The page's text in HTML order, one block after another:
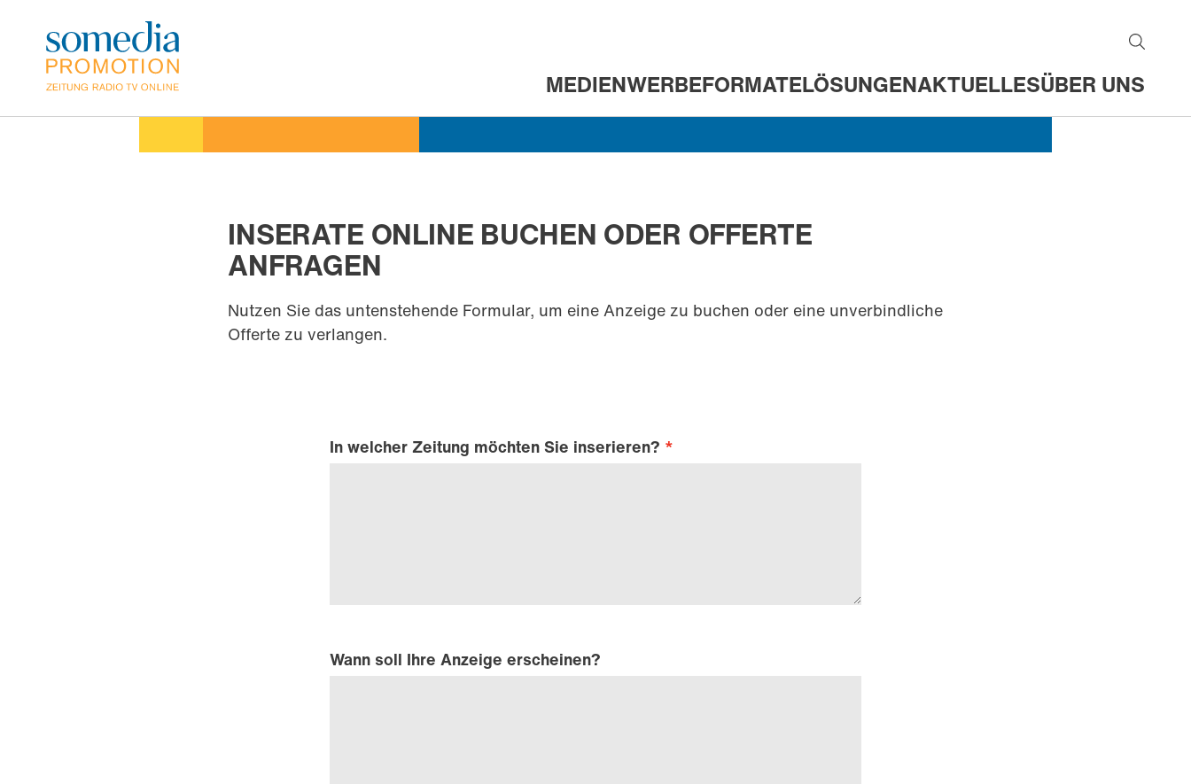
HAUPTNAVIGATION
MEDIENWERBEFORMATELÖSUNGENAKTUELLESÜBER UNS
INSERATE ONLINE BUCHEN ODER OFFERTE
ANFRAGEN
Nutzen Sie das untenstehende Formular, um eine Anzeige zu buchen oder eine unverbindliche
Offerte zu verlangen.
In welcher Zeitung möchten Sie inserieren?
Wann soll Ihre Anzeige erscheinen?